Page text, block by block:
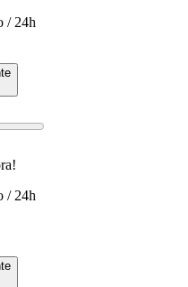
/ 24h
/ 24h